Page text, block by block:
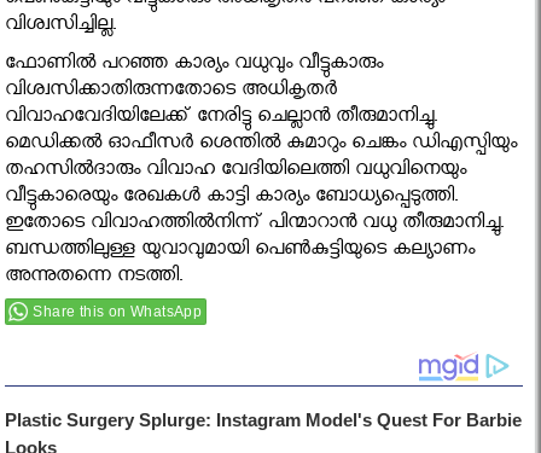
വിശ്വസിച്ചില്ല.
ഫോണില്‍ പറഞ്ഞ കാര്യം വധുവും വീട്ടുകാരും
വിശ്വസിക്കാതിരുന്നതോടെ അധികൃതര്‍
വിവാഹവേദിയിലേക്ക് നേരിട്ടു ചെല്ലാന്‍ തീരുമാനിച്ചു.
മെഡിക്കല്‍ ഓഫീസര്‍ ശെന്തില്‍ കുമാറും ചെങ്കം ഡിഎസ്പിയും
തഹസില്‍ദാരും വിവാഹ വേദിയിലെത്തി വധുവിനെയും
വീട്ടുകാരെയും രേഖകള്‍ കാട്ടി കാര്യം ബോധ്യപ്പെടുത്തി.
ഇതോടെ വിവാഹത്തില്‍നിന്ന് പിന്മാറാന്‍ വധു തീരുമാനിച്ചു.
ബന്ധത്തിലുള്ള യുവാവുമായി പെണ്‍കുട്ടിയുടെ കല്യാണം
അന്നുതന്നെ നടത്തി.
Share this on WhatsApp